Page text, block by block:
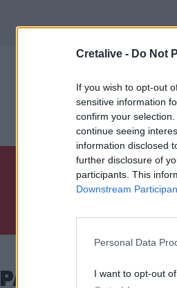
Cretalive - Do Not
If you wish to opt-out
sensitive information
confirm your
continue seeing
information disclosed
further disclosure of
participants. This
Downstream
Personal Data
I want to opt-out
ΣΧΕΤΙΚΆ TAGS
Νεκρή
Τουρίστρια
Γίνε ο ρεπόρτερ του